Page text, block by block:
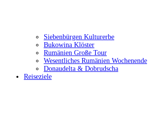
Siebenbürgen Kulturerbe
Bukowina Klöster
Rumänien Große Tour
Wesentliches Rumänien Wochenende
Donaudelta & Dobrudscha
Reiseziele